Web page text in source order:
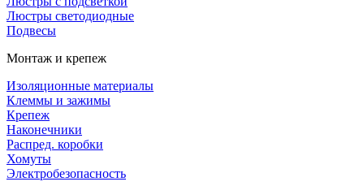
Люстры светодиодные
Подвесы
Монтаж и крепеж
Изоляционные материалы
Клеммы и зажимы
Крепеж
Наконечники
Распред. коробки
Хомуты
Электробезопасность